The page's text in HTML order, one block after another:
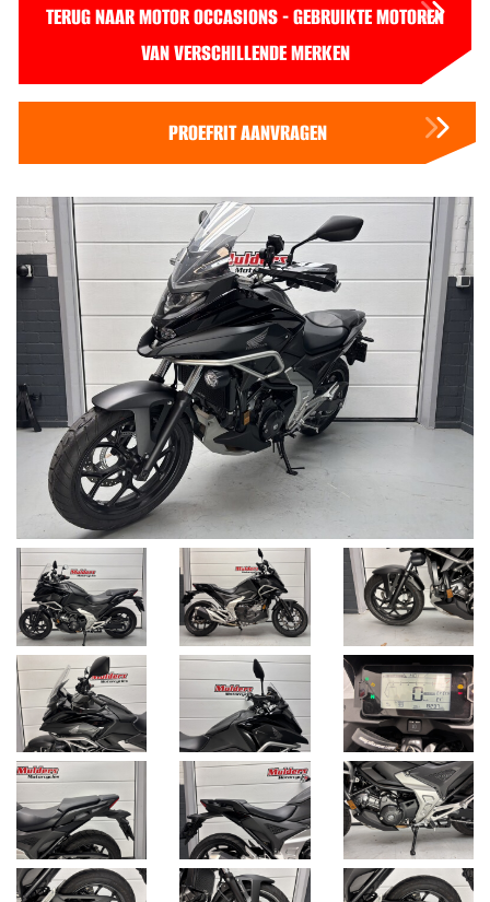
TERUG NAAR MOTOR OCCASIONS - GEBRUIKTE MOTOREN
VAN VERSCHILLENDE MERKEN
PROEFRIT AANVRAGEN